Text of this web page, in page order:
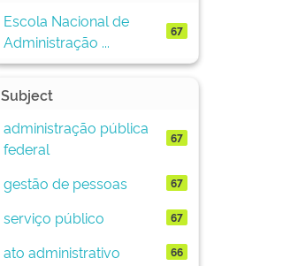
Escola Nacional de
Administração ...
67
Subject
administração pública
federal
67
gestão de pessoas 67
serviço público 67
ato administrativo 66